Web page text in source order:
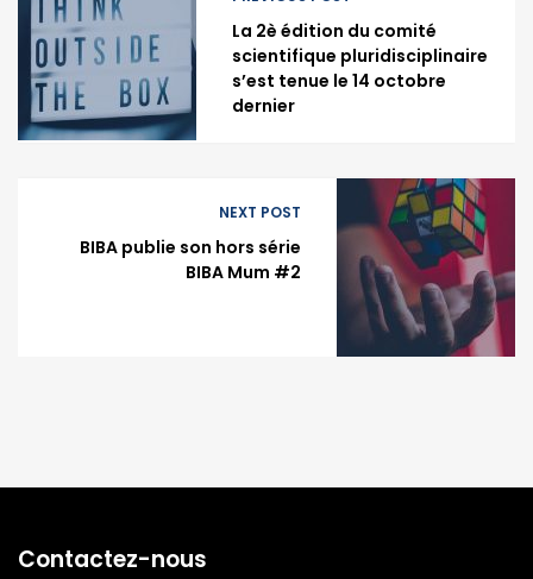
La 2è édition du comité
scientifique pluridisciplinaire
s’est tenue le 14 octobre
dernier
NEXT POST
BIBA publie son hors série
BIBA Mum #2
Contactez-nous